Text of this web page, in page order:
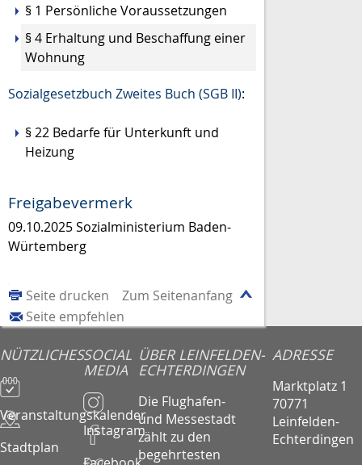
§ 1 Persönliche Voraussetzungen
§ 4 Erhaltung und Beschaffung einer
Wohnung
Sozialgesetzbuch Zweites Buch (SGB II):
§ 22 Bedarfe für Unterkunft und
Heizung
Freigabevermerk
09.10.2025 Sozialministerium Baden-
Würtemberg
Zum Seitenanfang
Seite drucken
Seite empfehlen
NÜTZLICHES
Veranstaltungskalender
Stadtplan
SOCIAL
MEDIA
Instagram
ÜBER LEINFELDEN-
ECHTERDINGEN
Die Flughafen-
und Messestadt
zählt zu den
begehrtesten
ADRESSE
Marktplatz 1
70771
Leinfelden-
Echterdingen